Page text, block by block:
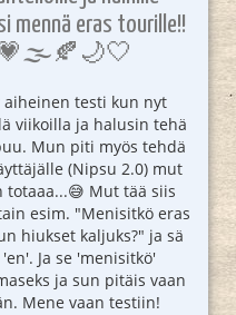
mennä eras tourille!!
aiheinen testi kun nyt
viikoilla ja halusin tehä
Mun piti myös tehdä
(Nipsu 2.0) mut
Mut tää siis
esim. "Menisitkö eras
hiukset kaljuks?" ja sä
Ja se 'menisitkö'
ja sun pitäis vaan
Mene vaan testiin!